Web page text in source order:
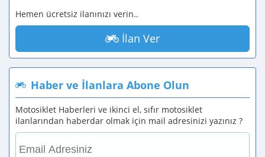
Hemen ücretsiz ilanınızı verin..
İlan Ver
Haber ve İlanlara Abone Olun
Motosiklet Haberleri ve ikinci el, sıfır motosiklet
ilanlarından haberdar olmak için mail adresinizi yazınız ?